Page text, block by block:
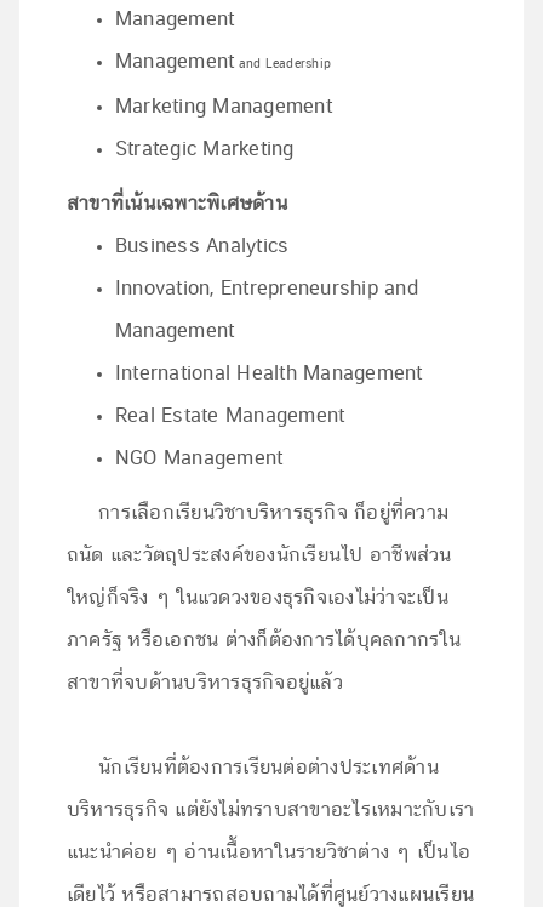
Management
Management and Leadership
Marketing Management
Strategic Marketing
สาขาที่เน้นเฉพาะพิเศษด้าน
Business Analytics
Innovation, Entrepreneurship and
Management
International Health Management
Real Estate Management
NGO Management
การเลือกเรียนวิชาบริหารธุรกิจ ก็อยู่ที่ความ
ถนัด และวัตถุประสงค์ของนักเรียนไป อาชีพส่วน
ใหญ่ก็จริง ๆ ในแวดวงของธุรกิจเองไม่ว่าจะเป็น
ภาครัฐ หรือเอกชน ต่างก็ต้องการได้บุคลกากรใน
สาขาที่จบด้านบริหารธุรกิจอยู่แล้ว
นักเรียนที่ต้องการเรียนต่อต่างประเทศด้าน
บริหารธุรกิจ แต่ยังไม่ทราบสาขาอะไรเหมาะกับเรา
แนะนำค่อย ๆ อ่านเนื้อหาในรายวิชาต่าง ๆ เป็นไอ
เดียไว้ หรือสามารถสอบถามได้ที่ศูนย์วางแผนเรียน